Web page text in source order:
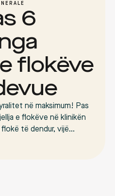
6
flokëve
në maksimum! Pas
e flokëve në klinikën
të dendur, vijë
100% natyrale. Ky